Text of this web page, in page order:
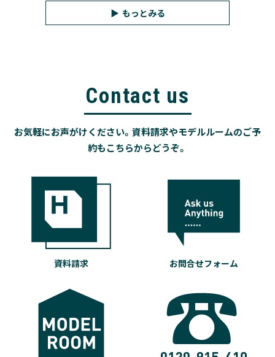
もっとみる
Contact us
お気軽にお声がけください。資料請求やモデルルームのご予
約もこちらからどうぞ。
資料請求 お問合せフォーム